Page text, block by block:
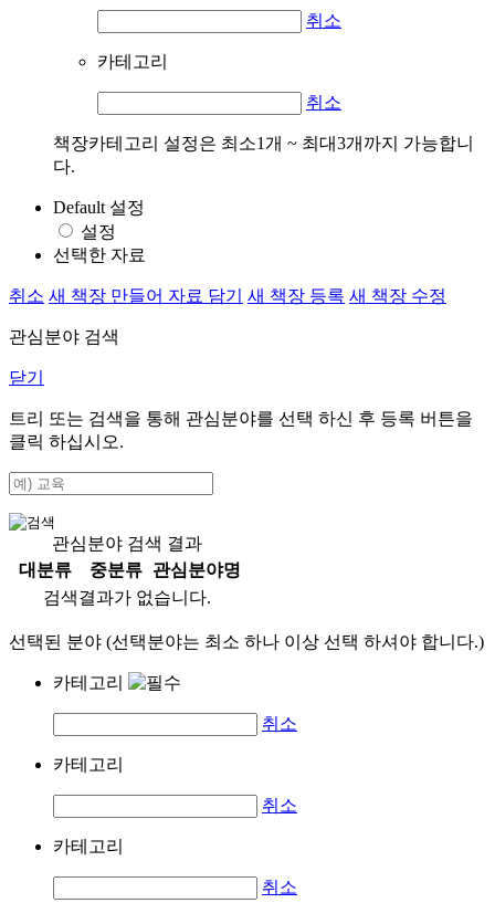
취소
카테고리
취소
책장카테고리 설정은 최소1개 ~ 최대3개까지 가능합니
다.
Default 설정
설정
선택한 자료
취소 새 책장 만들어 자료 담기 새 책장 등록 새 책장 수정
관심분야 검색
닫기
트리 또는 검색을 통해 관심분야를 선택 하신 후 등록 버튼을
클릭 하십시오.
관심분야 검색 결과
대분류
중분류
관심분야명
검색결과가 없습니다.
선택된 분야 (선택분야는 최소 하나 이상 선택 하셔야 합니다.)
카테고리
취소
카테고리
취소
카테고리
취소